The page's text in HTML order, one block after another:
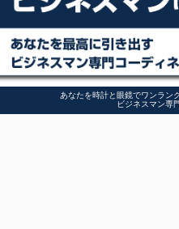
あなたを時計と眼鏡でワンラン
ビジネスマン専